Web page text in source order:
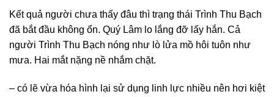
Kết quả người chưa thấy đâu thì trạng thái Trình Thu Bạch
đã bắt đầu không ổn. Quý Lâm lo lắng đỡ lấy hắn. Cả
người Trình Thu Bạch nóng như lò lửa mồ hôi tuôn như
mưa. Hai mắt nặng nề nhắm chặt.
– có lẽ vừa hóa hình lại sử dụng linh lực nhiều nên hơi kiệt